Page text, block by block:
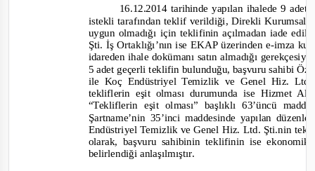
16.12.2014 tarihinde yapılan ihalede 9 adet
istekli tarafından teklif verildiği, Direkli
uygun olmadığı için teklifinin açılmadan iade
Şti. İş Ortaklığı’nın ise EKAP üzerinden e-imza
idareden ihale dokümanı satın almadığı
5 adet geçerli teklifin bulunduğu, başvuru sahibi
ile Koç Endüstriyel Temizlik ve Genel Hiz.
tekliflerin eşit olması durumunda ise Hizmet
“Tekliflerin eşit olması” başlıklı 63’üncü
Şartname’nin 35’inci maddesinde yapılan
Endüstriyel Temizlik ve Genel Hiz. Ltd. Şti.nin
olarak, başvuru sahibinin teklifinin ise
belirlendiği anlaşılmıştır.